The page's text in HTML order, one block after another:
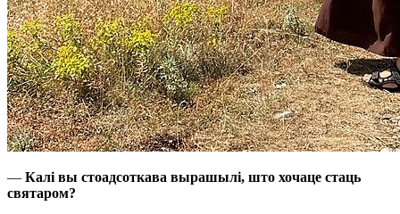
— Калі вы стоадсоткава вырашылі, што хочаце стаць
святаром?